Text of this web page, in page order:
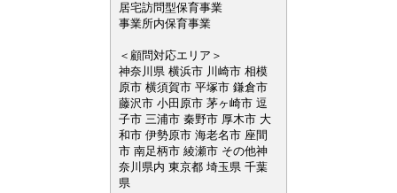
居宅訪問型保育事業
事業所内保育事業
＜顧問対応エリア＞
神奈川県 横浜市 川崎市 相模
原市 横須賀市 平塚市 鎌倉市
藤沢市 小田原市 茅ヶ崎市 逗
子市 三浦市 秦野市 厚木市 大
和市 伊勢原市 海老名市 座間
市 南足柄市 綾瀬市 その他神
奈川県内 東京都 埼玉県 千葉
県